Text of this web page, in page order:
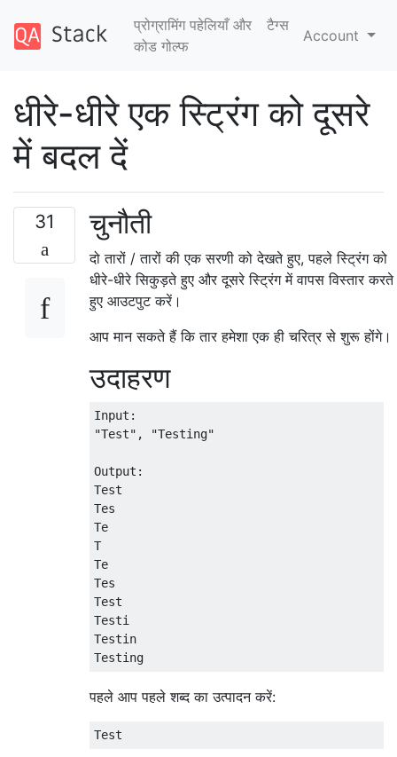
प्रोग्रामिंग पहेलियाँ और
कोड गोल्फ
टैग्‍स
Account
धीरे-धीरे एक स्ट्रिंग को दूसरे
में बदल दें
31 चुनौती
दो तारों / तारों की एक सरणी को देखते हुए, पहले स्ट्रिंग को
धीरे-धीरे सिकुड़ते हुए और दूसरे स्ट्रिंग में वापस विस्तार करते
हुए आउटपुट करें।
आप मान सकते हैं कि तार हमेशा एक ही चरित्र से शुरू होंगे।
उदाहरण
Input:
"Test", "Testing"
Output:
Test
Tes
Te
T
Te
Tes
Test
Testi
Testin
पहले आप पहले शब्द का उत्पादन करें: